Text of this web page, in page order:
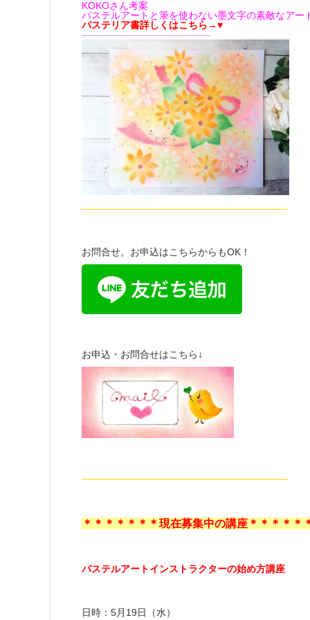
KOKOさん考案
パステルアートと筆を使わない墨文字の素敵なアー
パステリア書詳しくはこちら→♥
—————————————-
—————————————————————-
お問合せ。お申込はこちらからもOK！
お申込・お問合せはこちら↓
—————————————————————-
＊＊＊＊＊＊＊現在募集中の講座＊＊＊＊＊
パステルアートインストラクターの始め方講座
日時：5月19日（水）